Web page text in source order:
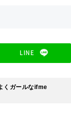
LINE
くガールなifme